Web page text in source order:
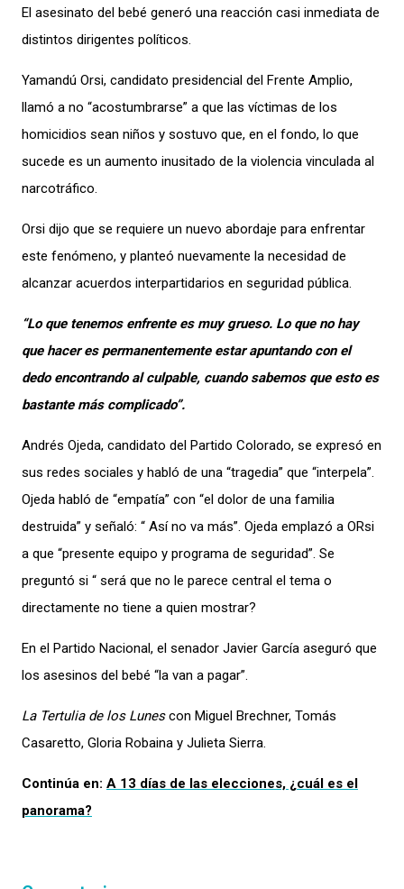
El asesinato del bebé generó una reacción casi inmediata de
distintos dirigentes políticos.
Yamandú Orsi, candidato presidencial del Frente Amplio,
llamó a no “acostumbrarse” a que las víctimas de los
homicidios sean niños y sostuvo que, en el fondo, lo que
sucede es un aumento inusitado de la violencia vinculada al
narcotráfico.
Orsi dijo que se requiere un nuevo abordaje para enfrentar
este fenómeno, y planteó nuevamente la necesidad de
alcanzar acuerdos interpartidarios en seguridad pública.
“Lo que tenemos enfrente es muy grueso. Lo que no hay
que hacer es permanentemente estar apuntando con el
dedo encontrando al culpable, cuando sabemos que esto es
bastante más complicado”.
Andrés Ojeda, candidato del Partido Colorado, se expresó en
sus redes sociales y habló de una “tragedia” que “interpela”.
Ojeda habló de “empatía” con “el dolor de una familia
destruida” y señaló: “ Así no va más”. Ojeda emplazó a ORsi
a que “presente equipo y programa de seguridad”. Se
preguntó si “ será que no le parece central el tema o
directamente no tiene a quien mostrar?
En el Partido Nacional, el senador Javier García aseguró que
los asesinos del bebé “la van a pagar”.
La Tertulia de los Lunescon Miguel Brechner, Tomás
Casaretto, Gloria Robaina y Julieta Sierra.
Continúa en: A 13 días de las elecciones, ¿cuál es el
panorama?